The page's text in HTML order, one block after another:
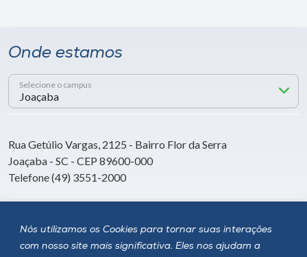
Nós utilizamos os Cookies para tornar suas interações
com nosso site mais significativa. Eles nos ajudam a
Onde estamos
Selecione o campus
Rua Getúlio Vargas, 2125 - Bairro Flor da Serra
Joaçaba - SC - CEP 89600-000
Telefone (49) 3551-2000
Siga a Unoesc